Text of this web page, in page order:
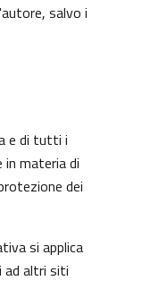
salvo i
e di tutti i
materia di
dei
si applica
ad altri siti